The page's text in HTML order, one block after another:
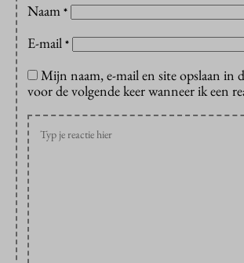
Naam *
E-mail *
Mijn naam, e-mail en site opslaan in
voor de volgende keer wanneer ik een